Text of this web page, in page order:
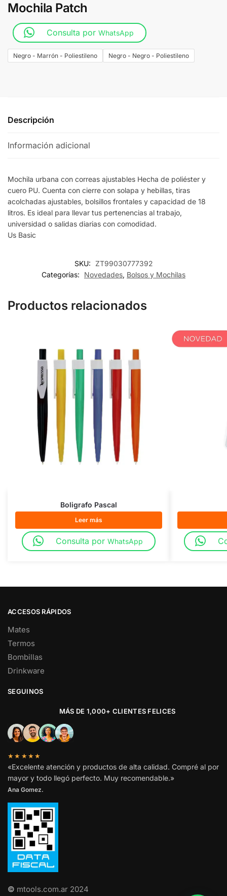
Mochila Patch
Consulta por WhatsApp
Negro - Marrón - Poliestileno Negro - Negro - Poliestileno
Descripción
Información adicional
Mochila urbana con correas ajustables Hecha de poliéster y
cuero PU. Cuenta con cierre con solapa y hebillas, tiras
acolchadas ajustables, bolsillos frontales y capacidad de 18
litros. Es ideal para llevar tus pertenencias al trabajo,
universidad o salidas diarias con comodidad.
Us Basic
SKU: ZT99030777392
Categorías:
Novedades, Bolsos y Mochilas
Productos relacionados
Boligrafo Pascal
Leer más
Consulta por WhatsApp
ACCESOS RÁPIDOS
Mates
Termos
Bombillas
Drinkware
SEGUINOS
MÁS DE 1,000+ CLIENTES FELICES
★★★★★
«Excelente atención y productos de alta calidad. Compré al por
mayor y todo llegó perfecto. Muy recomendable.»
Ana Gomez.
© mtools.com.ar 2024